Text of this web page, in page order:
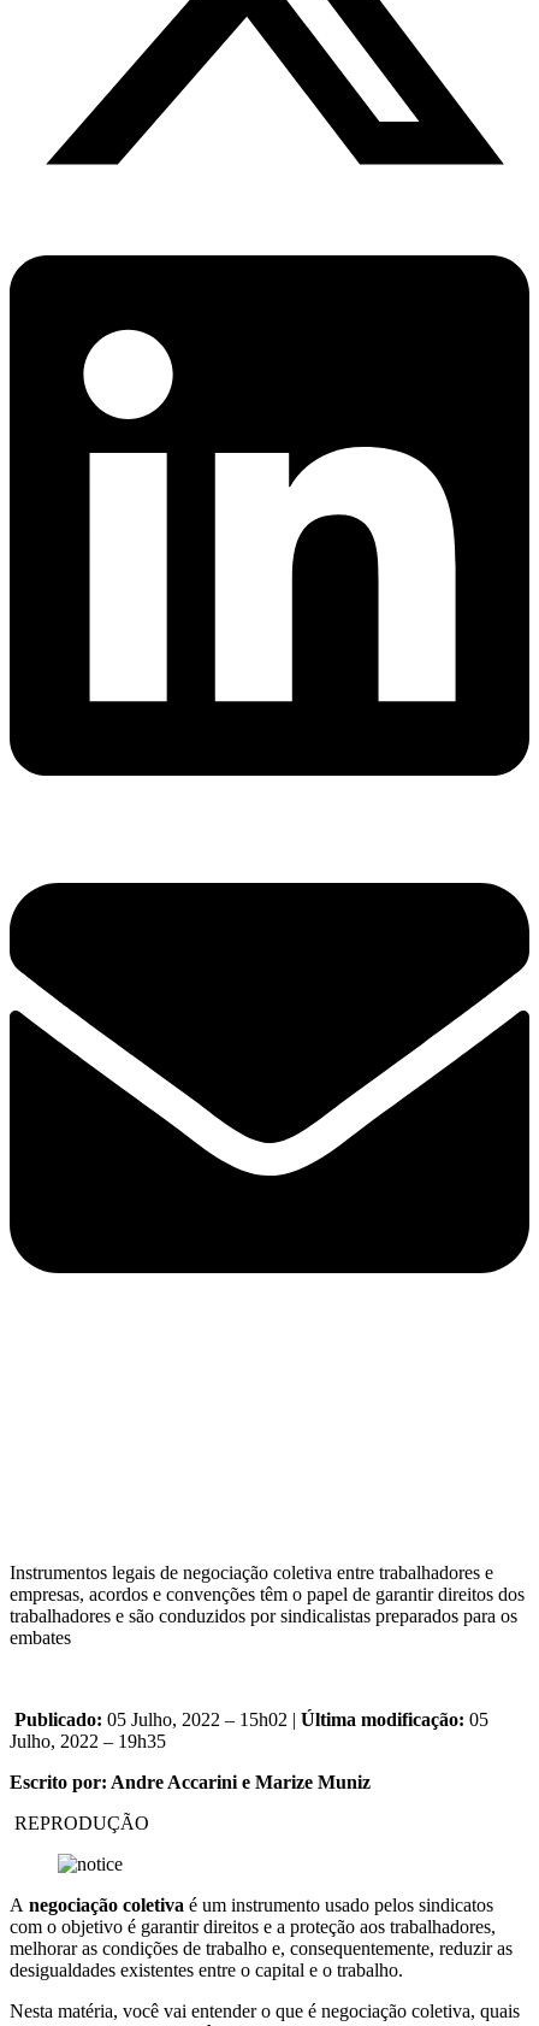
Instrumentos legais de negociação coletiva entre trabalhadores e
empresas, acordos e convenções têm o papel de garantir direitos dos
trabalhadores e são conduzidos por sindicalistas preparados para os
embates
Publicado: 05 Julho, 2022 – 15h02 | Última modificação: 05
Julho, 2022 – 19h35
Escrito por: Andre Accarini e Marize Muniz
REPRODUÇÃO
A negociação coletiva é um instrumento usado pelos sindicatos
com o objetivo é garantir direitos e a proteção aos trabalhadores,
melhorar as condições de trabalho e, consequentemente, reduzir as
desigualdades existentes entre o capital e o trabalho.
Nesta matéria, você vai entender o que é negociação coletiva, quais